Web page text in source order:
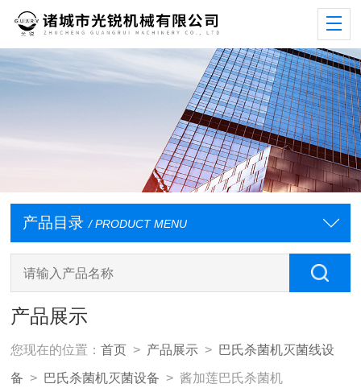
产品目录 / PRODUCT MENU
产品展示
您现在的位置：首页 > 产品展示 > 巴氏杀菌机灭菌线设
备 > 巴氏杀菌机灭菌设备 > 酱加莲巴氏杀菌机